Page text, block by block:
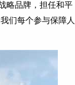
略品牌，担任和平
们每个参与保障人